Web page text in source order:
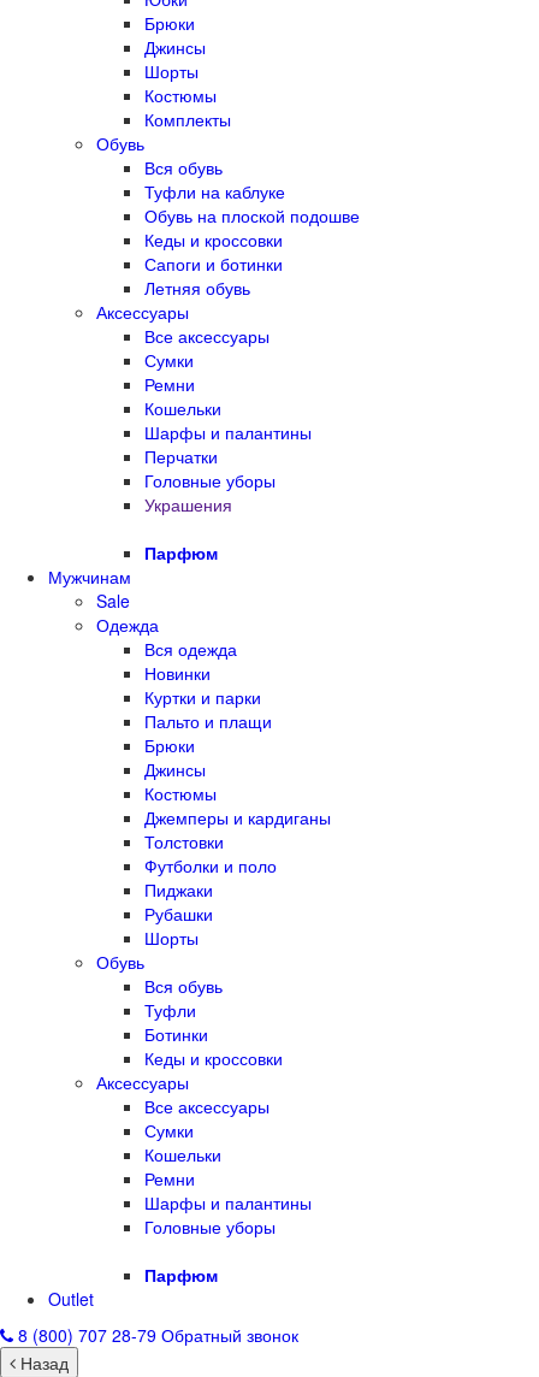
Брюки
Джинсы
Шорты
Костюмы
Комплекты
Обувь
Вся обувь
Туфли на каблуке
Обувь на плоской подошве
Кеды и кроссовки
Сапоги и ботинки
Летняя обувь
Аксессуары
Все аксессуары
Сумки
Ремни
Кошельки
Шарфы и палантины
Перчатки
Головные уборы
Украшения
Парфюм
Мужчинам
Sale
Одежда
Вся одежда
Новинки
Куртки и парки
Пальто и плащи
Брюки
Джинсы
Костюмы
Джемперы и кардиганы
Толстовки
Футболки и поло
Пиджаки
Рубашки
Шорты
Обувь
Вся обувь
Туфли
Ботинки
Кеды и кроссовки
Аксессуары
Все аксессуары
Сумки
Кошельки
Ремни
Шарфы и палантины
Головные уборы
Парфюм
Outlet
8 (800) 707 28-79 Обратный звонок
Назад